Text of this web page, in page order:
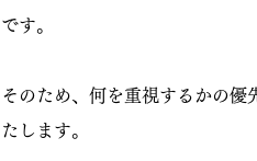
です。
そのため、何を重視するかの優
たします。